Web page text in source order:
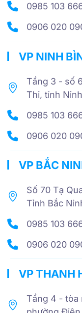
0985 103
0906 020
VP NINH
Tầng 3 - số
Thi, tỉnh
0985 103
0906 020
VP BẮC
Số 70 Tạ
Tỉnh Bắc
0985 103
0906 020
VP THANH
Tầng 4 - tòa